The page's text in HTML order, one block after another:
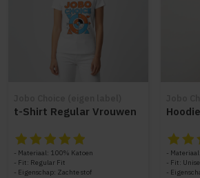
t-Shirt Regular Vrouwen
De beoordeling van dit product is5
Materiaal: 100% Katoen
Fit: Regular Fit
Eigenschap: Zachte stof
De
Fit: